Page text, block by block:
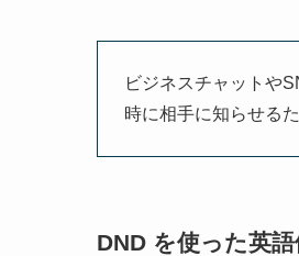
ビジネスチャットや
時に相手に知らせる
DND を使った英